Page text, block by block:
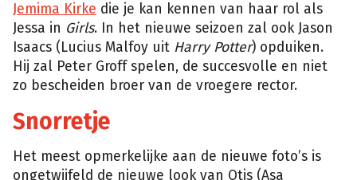
Jemima Kirke die je kan kennen van haar rol als
Jessa in Girls. In het nieuwe seizoen zal ook Jason
Isaacs (Lucius Malfoy uit Harry Potter) opduiken.
Hij zal Peter Groff spelen, de succesvolle en niet
zo bescheiden broer van de vroegere rector.
Snorretje
Het meest opmerkelijke aan de nieuwe foto’s is
ongetwijfeld de nieuwe look van Otis (Asa